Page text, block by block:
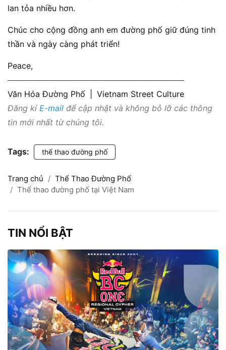
lan tỏa nhiều hơn.
Chúc cho cộng đồng anh em đường phố giữ đúng tinh
thần và ngày càng phát triển!
Peace,
Văn Hóa Đường Phố
Vietnam Street Culture
Đăng kíE-mail để cập nhật và không bỏ lỡ các thông
tin mới nhất từ chúng tôi.
Tags: thể thao đường phố
Trang chủ
Thể Thao Đường Phố
Thể thao đường phố tại Việt Nam
TIN NỔI BẬT